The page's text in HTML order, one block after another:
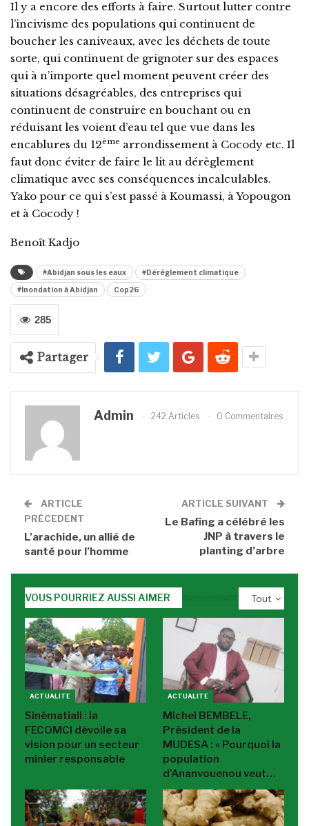
Il y a encore des efforts à faire. Surtout lutter contre
l’incivisme des populations qui continuent de
boucher les caniveaux, avec les déchets de toute
sorte, qui continuent de grignoter sur des espaces
qui à n’importe quel moment peuvent créer des
situations désagréables, des entreprises qui
continuent de construire en bouchant ou en
réduisant les voient d’eau tel que vue dans les
encablures du 12ème arrondissement à Cocody etc. Il
faut donc éviter de faire le lit au dérèglement
climatique avec ses conséquences incalculables.
Yako pour ce qui s’est passé à Koumassi, à Yopougon
et à Cocody !
Benoît Kadjo
#Abidjan sous les eaux #Dérèglement climatique
#Inondation à Abidjan Cop26
285
Partager
Admin 242 Articles 0 Commentaires
ARTICLE
PRÉCEDENT
L’arachide, un allié de
santé pour l’homme
ARTICLE SUIVANT
Le Bafing a célébré les
JNP à travers le
planting d’arbre
Tout
VOUS POURRIEZ AUSSI AIMER
ACTUALITE
Sinématiali : la
FECOMCI dévoile sa
vision pour un secteur
minier responsable
ACTUALITE
Michel BEMBELE,
Président de la
MUDESA : « Pourquoi la
population
d’Ananvouenou veut…